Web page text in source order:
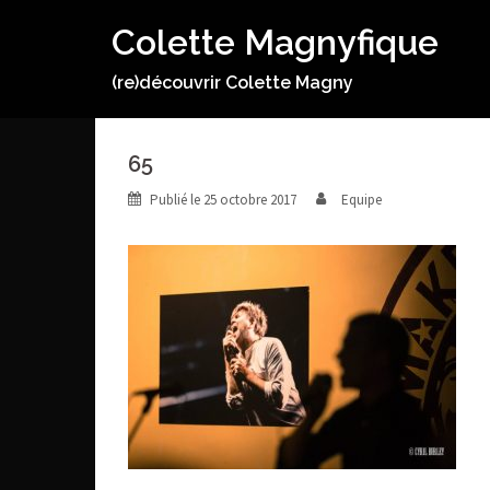
Colette Magnyfique
(re)découvrir Colette Magny
65
Publié le 25 octobre 2017 Equipe